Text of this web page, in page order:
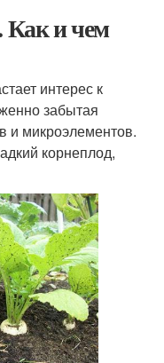
Как и чем
интерес к
забытая
и микроэлементов.
корнеплод,